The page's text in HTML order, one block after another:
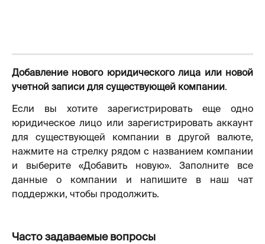
Добавление нового юридического лица или новой
учетной записи для существующей компании.
Если вы хотите зарегистрировать еще одно
юридическое лицо или зарегистрировать аккаунт
для существующей компании в другой валюте,
нажмите на стрелку рядом с названием компании
и выберите «Добавить новую». Заполните все
данные о компании и напишите в наш чат
поддержки, чтобы продолжить.
Часто задаваемые вопросы